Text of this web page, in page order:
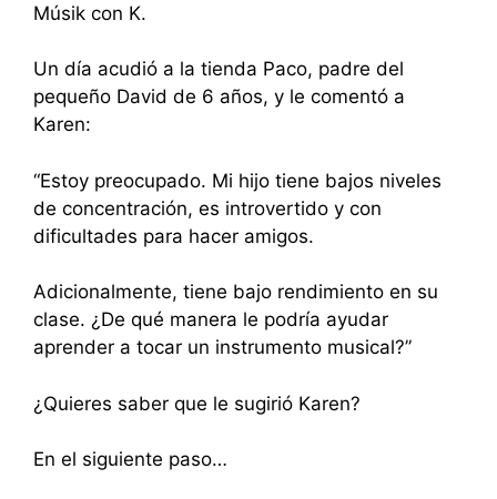
Músik con K.
Un día acudió a la tienda Paco, padre del
pequeño David de 6 años, y le comentó a
Karen:
“Estoy preocupado. Mi hijo tiene bajos niveles
de concentración, es introvertido y con
dificultades para hacer amigos.
Adicionalmente, tiene bajo rendimiento en su
clase. ¿De qué manera le podría ayudar
aprender a tocar un instrumento musical?”
¿Quieres saber que le sugirió Karen?
En el siguiente paso…